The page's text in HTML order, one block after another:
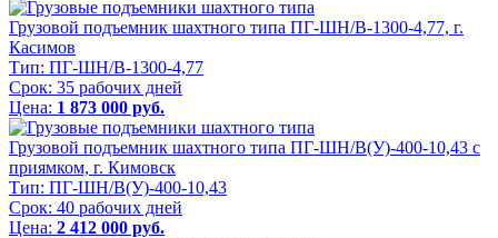
Грузовой подъемник шахтного типа ПГ-ШН/В-1300-4,77, г.
Касимов
Тип: ПГ-ШН/В-1300-4,77
Срок: 35 рабочих дней
Цена: 1 873 000 руб.
Грузовой подъемник шахтного типа ПГ-ШН/В(У)-400-10,43 с
приямком, г. Кимовск
Тип: ПГ-ШН/В(У)-400-10,43
Срок: 40 рабочих дней
Цена: 2 412 000 руб.